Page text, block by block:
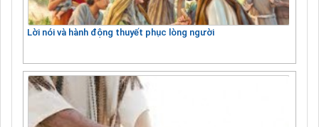
Lời nói và hành động thuyết phục lòng người